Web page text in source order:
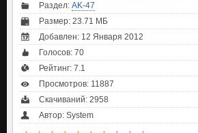
Раздел: AK-47
Размер: 23.71 МБ
Добавлен: 12 Января 2012
Голосов: 70
Рейтинг: 7.1
Просмотров: 11887
Скачиваний: 2958
Автор: System